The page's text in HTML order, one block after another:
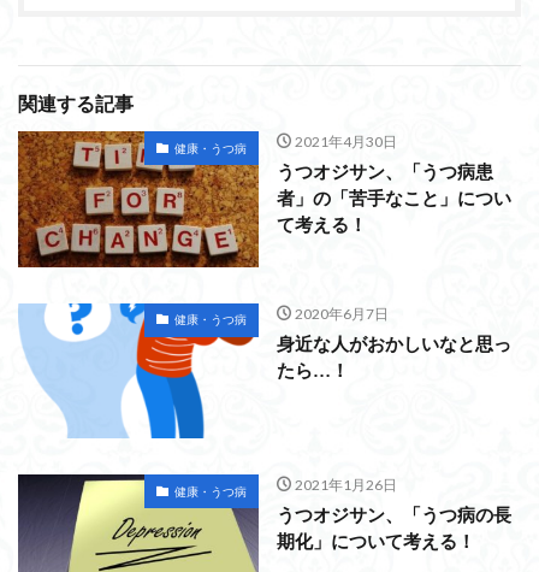
関連する記事
健康・うつ病 2021年4月30日
うつオジサン、「うつ病患
者」の「苦手なこと」につい
て考える！
健康・うつ病 2020年6月7日
身近な人がおかしいなと思っ
たら…！
健康・うつ病 2021年1月26日
うつオジサン、「うつ病の長
期化」について考える！